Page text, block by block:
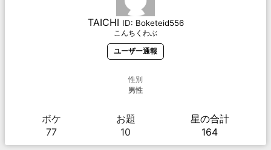
TAICHI ID: Boketeid556
こんちくわぶ
ユーザー通報
性別
男性
ボケ
77
お題
10
星の合計
164